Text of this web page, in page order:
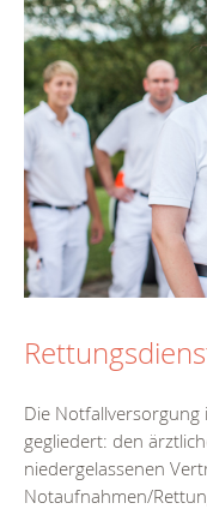
Die Notfallversorgung
gegliedert: den
niedergelassenen
Notaufnahmen/